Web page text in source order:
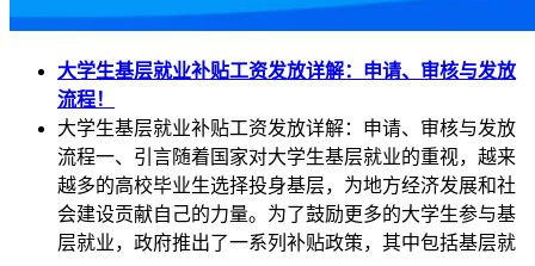
大学生基层就业补贴工资发放详解：申请、审核与发放
流程！
大学生基层就业补贴工资发放详解：申请、审核与发放
流程一、引言随着国家对大学生基层就业的重视，越来
越多的高校毕业生选择投身基层，为地方经济发展和社
会建设贡献自己的力量。为了鼓励更多的大学生参与基
层就业，政府推出了一系列补贴政策，其中包括基层就